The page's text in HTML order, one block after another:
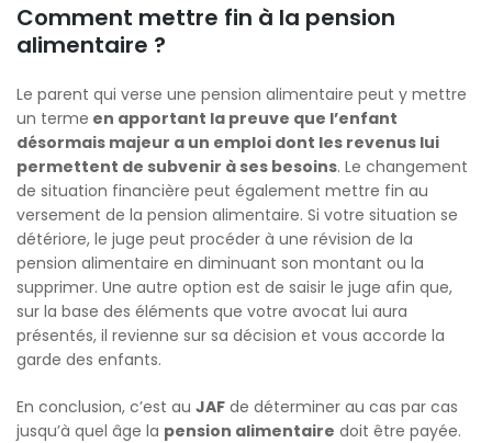
Comment mettre fin à la pension
alimentaire ?
Le parent qui verse une pension alimentaire peut y mettre
un terme en apportant la preuve que l’enfant
désormais majeur a un emploi dont les revenus lui
permettent de subvenir à ses besoins. Le changement
de situation financière peut également mettre fin au
versement de la pension alimentaire. Si votre situation se
détériore, le juge peut procéder à une révision de la
pension alimentaire en diminuant son montant ou la
supprimer. Une autre option est de saisir le juge afin que,
sur la base des éléments que votre avocat lui aura
présentés, il revienne sur sa décision et vous accorde la
garde des enfants.
En conclusion, c’est au JAF de déterminer au cas par cas
jusqu’à quel âge la pension alimentaire doit être payée.